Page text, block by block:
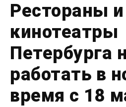
Рестораны и
кинотеатры
Петербурга
работать в
время с 18